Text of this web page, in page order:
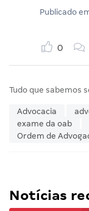
Publicado
0
Tudo que sabemos
Advocacia
exame da oab
Ordem de
Notícias